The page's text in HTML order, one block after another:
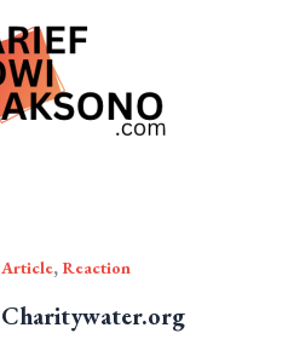
Article, Reaction
Charitywater.org